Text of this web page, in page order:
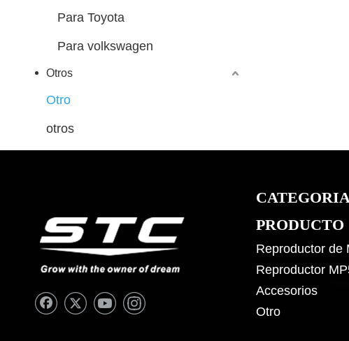
Para Toyota
Para volkswagen
Otros
Otro
otros
PRODUCTO
Reproductor de
Reproductor
Accesorios
Otro